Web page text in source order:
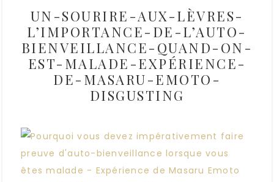
UN-SOURIRE-AUX-LÈVRES-
L’IMPORTANCE-DE-L’AUTO-
BIENVEILLANCE-QUAND-ON-
EST-MALADE-EXPÉRIENCE-
DE-MASARU-EMOTO-
DISGUSTING